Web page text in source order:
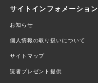
サイトインフォメーション
お知らせ
個人情報の取り扱いについて
サイトマップ
読者プレゼント提供